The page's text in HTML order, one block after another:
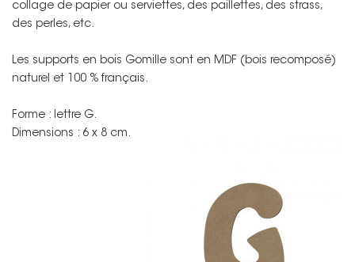
collage de papier ou serviettes, des paillettes, des strass,
des perles, etc.
Les supports en bois Gomille sont en MDF (bois recomposé)
naturel et 100 % français.
Forme : lettre G.
Dimensions : 6 x 8 cm.
Non merci !